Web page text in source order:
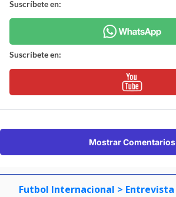
Suscríbete en:
Suscríbete en:
Mostrar Comentarios
Futbol Internacional > Entrevista